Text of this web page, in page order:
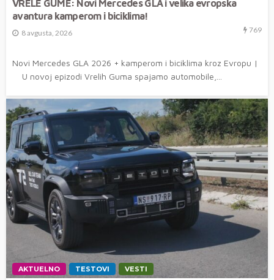
VRELE GUME: Novi Mercedes GLA i velika evropska
avantura kamperom i biciklima!
8 avgusta, 2026 769
Novi Mercedes GLA 2026 + kamperom i biciklima kroz Evropu |
U novoj epizodi Vrelih Guma spajamo automobile,...
AKTUELNO TESTOVI VESTI